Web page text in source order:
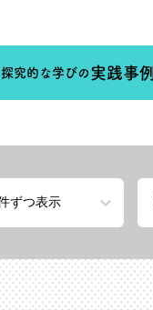
探究的な学びの 実践事例